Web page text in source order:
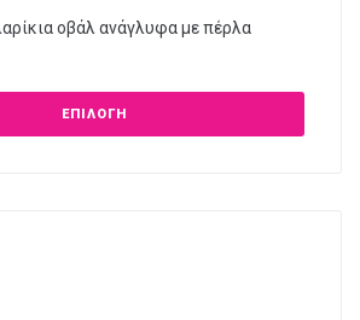
οβάλ ανάγλυφα με πέρλα
ΕΠΙΛΟΓΉ